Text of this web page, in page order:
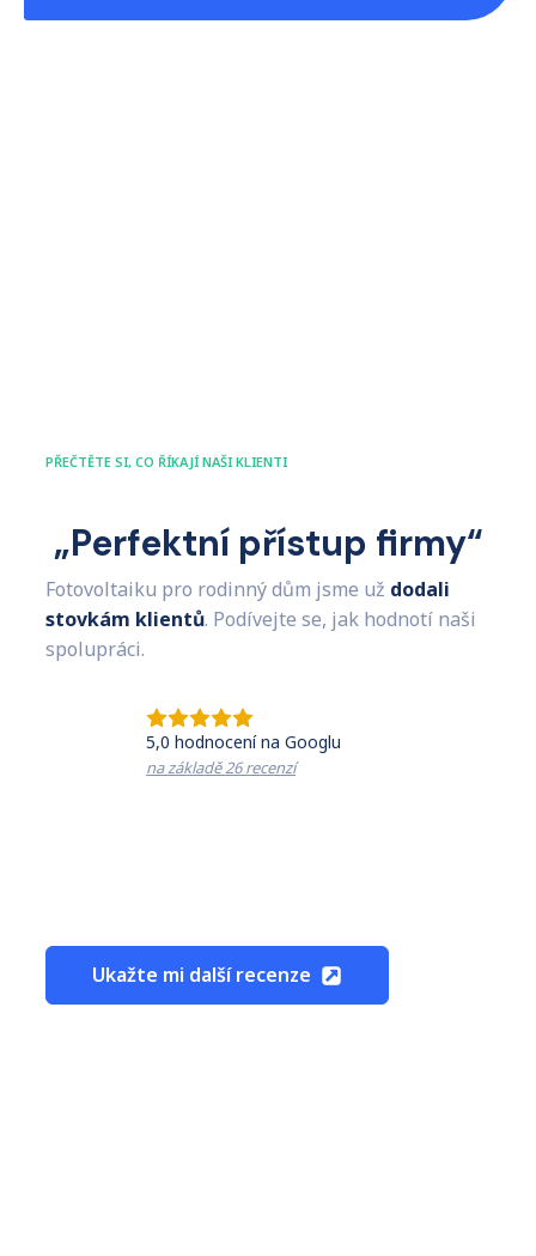
PŘEČTĚTE SI, CO ŘÍKAJÍ NAŠI KLIENTI
„Perfektní přístup firmy“
Fotovoltaiku pro rodinný dům jsme už dodali
stovkám klientů. Podívejte se, jak hodnotí naši
spolupráci.
5,0 hodnocení na Googlu
na základě26recenzí
Ukažte mi další recenze